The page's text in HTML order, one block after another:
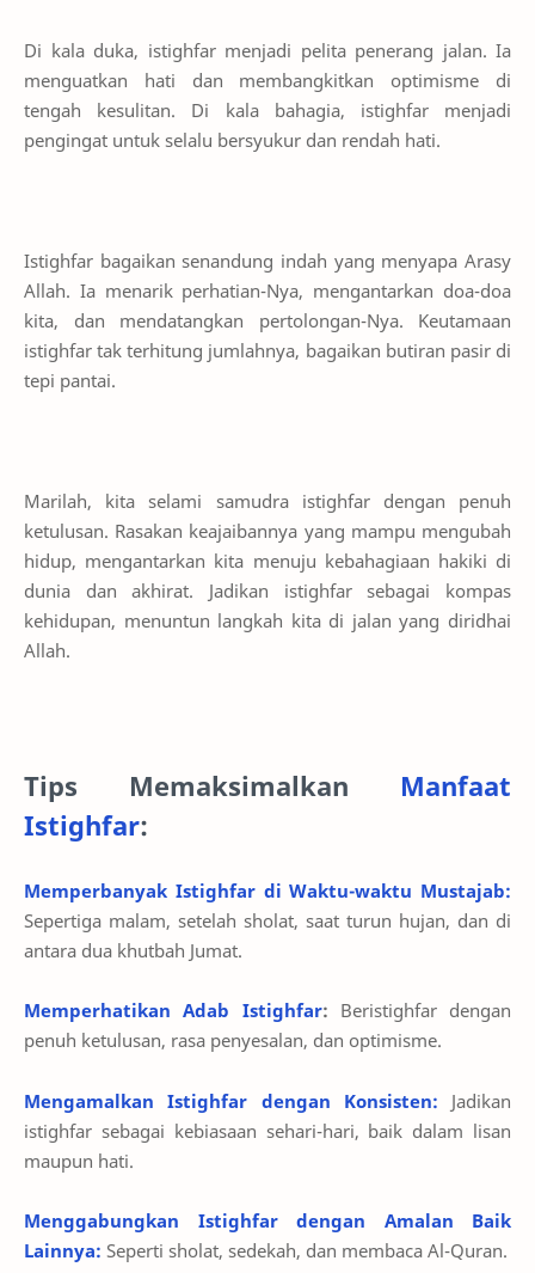
Di kala duka, istighfar menjadi pelita penerang jalan. Ia
menguatkan hati dan membangkitkan optimisme di
tengah kesulitan. Di kala bahagia, istighfar menjadi
pengingat untuk selalu bersyukur dan rendah hati.
Istighfar bagaikan senandung indah yang menyapa Arasy
Allah. Ia menarik perhatian-Nya, mengantarkan doa-doa
kita, dan mendatangkan pertolongan-Nya. Keutamaan
istighfar tak terhitung jumlahnya, bagaikan butiran pasir di
tepi pantai.
Marilah, kita selami samudra istighfar dengan penuh
ketulusan. Rasakan keajaibannya yang mampu mengubah
hidup, mengantarkan kita menuju kebahagiaan hakiki di
dunia dan akhirat. Jadikan istighfar sebagai kompas
kehidupan, menuntun langkah kita di jalan yang diridhai
Allah.
Tips Memaksimalkan Manfaat
Istighfar:
Memperbanyak Istighfar di Waktu-waktu Mustajab:
Sepertiga malam, setelah sholat, saat turun hujan, dan di
antara dua khutbah Jumat.
Memperhatikan Adab Istighfar: Beristighfar dengan
penuh ketulusan, rasa penyesalan, dan optimisme.
Mengamalkan Istighfar dengan Konsisten: Jadikan
istighfar sebagai kebiasaan sehari-hari, baik dalam lisan
maupun hati.
Menggabungkan Istighfar dengan Amalan Baik
Lainnya: Seperti sholat, sedekah, dan membaca Al-Quran.